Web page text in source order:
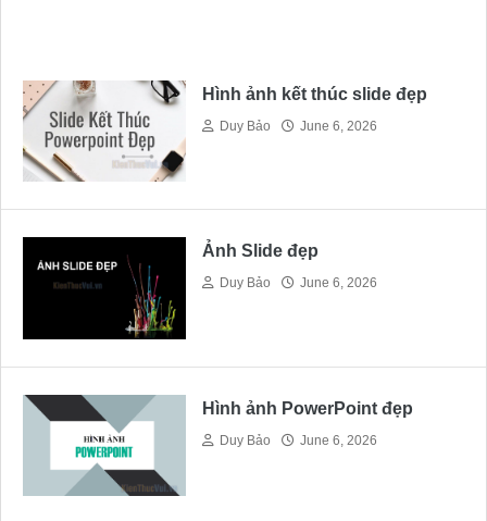
Hình ảnh kết thúc slide đẹp
Duy Bảo June 6, 2026
Ảnh Slide đẹp
Duy Bảo June 6, 2026
Hình ảnh PowerPoint đẹp
Duy Bảo June 6, 2026